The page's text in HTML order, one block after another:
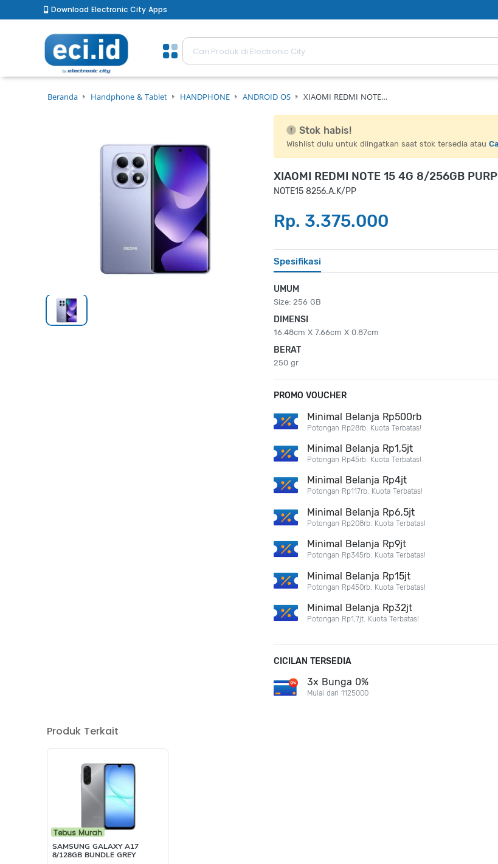
Download Electronic City Apps
Beranda Handphone & Tablet HANDPHONE ANDROID OS XIAOMI REDMI NOTE…
Stok habis!
Wishlist dulu untuk diingatkan saat stok tersedia atau
XIAOMI REDMI NOTE 15 4G 8/256GB
NOTE15 8256.A.K/PP
Rp. 3.375.000
Spesifikasi
UMUM
Size: 256 GB
DIMENSI
16.48cm X 7.66cm X 0.87cm
BERAT
250 gr
PROMO VOUCHER
Minimal Belanja Rp500rb
Potongan Rp28rb. Kuota Terbatas!
Minimal Belanja Rp1,5jt
Potongan Rp45rb. Kuota Terbatas!
Minimal Belanja Rp4jt
Potongan Rp117rb. Kuota Terbatas!
Minimal Belanja Rp6,5jt
Potongan Rp208rb. Kuota Terbatas!
Minimal Belanja Rp9jt
Potongan Rp345rb. Kuota Terbatas!
Minimal Belanja Rp15jt
Potongan Rp450rb. Kuota Terbatas!
Minimal Belanja Rp32jt
Potongan Rp1,7jt. Kuota Terbatas!
CICILAN TERSEDIA
3x Bunga 0%
Mulai dari 1125000
Produk Terkait
Tebus Murah
SAMSUNG GALAXY A17
8/128GB BUNDLE GREY